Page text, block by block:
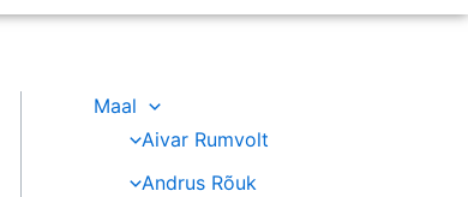
Maal
Aivar Rumvolt
Andrus Rõuk